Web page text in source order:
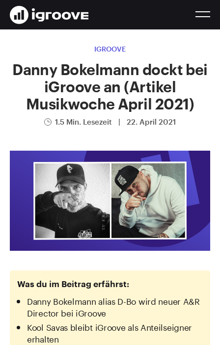
IGROOVE
Danny Bokelmann dockt bei
iGroove an (Artikel
Musikwoche April 2021)
1.5 Min. Lesezeit | 22. April 2021
Was du im Beitrag erfährst:
Danny Bokelmann alias D-Bo wird neuer A&R
Director bei iGroove
Kool Savas bleibt iGroove als Anteilseigner
erhalten